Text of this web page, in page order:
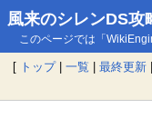
風来のシレンDS攻
このページでは「
[ トップ| 一覧 | 最終更新 |